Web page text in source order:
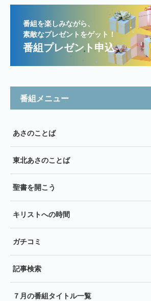
番組を楽しみながら、
素敵なプレゼントをゲット！
番組プレゼント申込
番組メニュー
あさのことば
東北あさのことば
聖書を開こう
キリストへの時間
ガチコミ
記事検索
７月の番組タイトル一覧